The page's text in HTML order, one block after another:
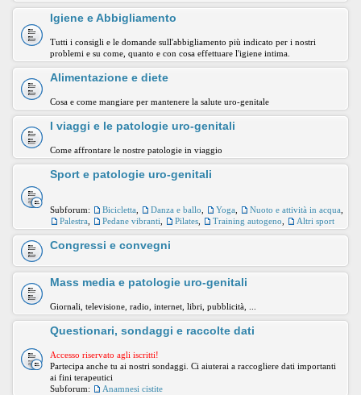
Igiene e Abbigliamento
Tutti i consigli e le domande sull'abbigliamento più indicato per i nostri
problemi e su come, quanto e con cosa effettuare l'igiene intima.
Alimentazione e diete
Cosa e come mangiare per mantenere la salute uro-genitale
I viaggi e le patologie uro-genitali
Come affrontare le nostre patologie in viaggio
Sport e patologie uro-genitali
Subforum: Bicicletta Danza e ballo Yoga Nuoto e attività in acqua
Palestra
Pedane vibranti Pilates Training autogeno Altri sport
Congressi e convegni
Mass media e patologie uro-genitali
Giornali, televisione, radio, internet, libri, pubblicità, ...
Questionari, sondaggi e raccolte dati
Accesso riservato agli iscritti!
Partecipa anche tu ai nostri sondaggi. Ci aiuterai a raccogliere dati importanti
ai fini terapeutici
Subforum:
Anamnesi cistite